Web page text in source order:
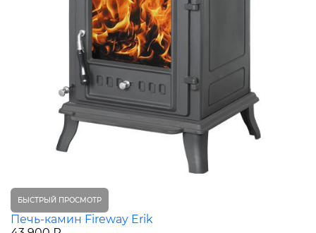
БЫСТРЫЙ ПРОСМОТР
Печь-камин Fireway Erik